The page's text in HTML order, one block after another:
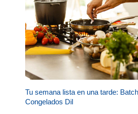
Tu semana lista en una tarde:
Congelados Dil